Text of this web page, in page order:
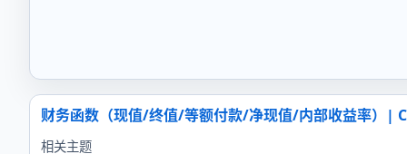
财务函数（现值/终值/等额付款/净现值/内部收益率）|
相关主题